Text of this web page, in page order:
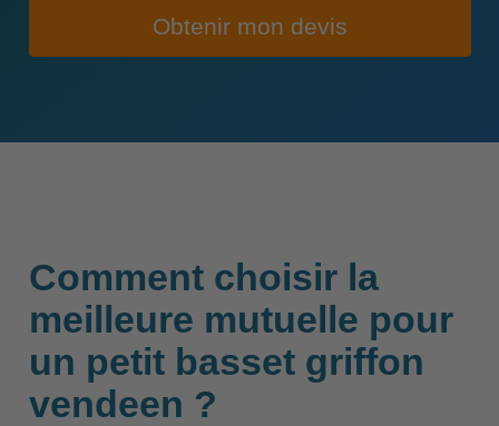
Obtenir mon devis
Comment choisir la
meilleure mutuelle pour
un petit basset griffon
vendeen ?